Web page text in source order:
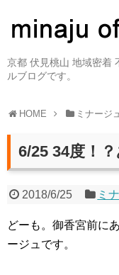
京都 伏見桃山 地域密着
ルブログです。
HOME ミナージ
6/25 34度！
2018/6/25 ミ
どーも。御香宮前に
ージュです。